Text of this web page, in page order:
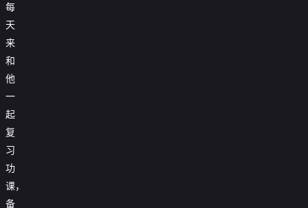
每
天
来
和
他
一
起
复
习
功
课，
备